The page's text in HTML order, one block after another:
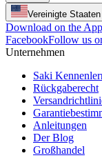
Vereinigte Staaten
Download on the
FacebookFollow us
Unternehmen
Saki
Rückgaberecht
Anleitungen
Der Blog
Großhandel